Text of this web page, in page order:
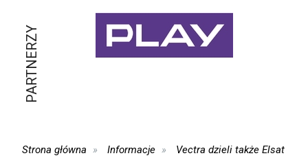
PARTNERZY
Strona główna Informacje Vectra dzieli także Elsat